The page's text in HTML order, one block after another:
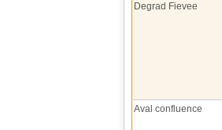
Degrad Fievee
Aval confluence